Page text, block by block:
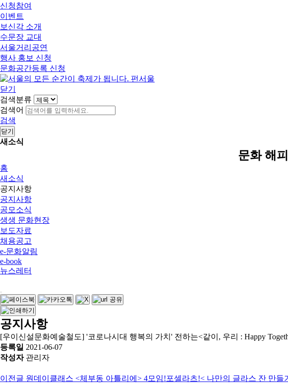
신청참여
이벤트
보신각 소개
수문장 교대
서울거리공연
행사 홍보 신청
문화공간등록 신청
닫기
검색분류
검색어
검색
닫기
새소식
문화 해
홈
새소식
공지사항
공지사항
공모소식
생생 문화현장
보도자료
채용공고
e-문화알림
e-book
뉴스레터
공지사항
[우이신설문화예술철도] '코로나시대 행복의 가치' 전하는<같이, 우리 : Happy
등록일 2021-06-07
작성자 관리자
이전글 원데이클래스 <체부동 아틀리에> 4모임!포셀라츠!< 나만의 글라스 잔 만들